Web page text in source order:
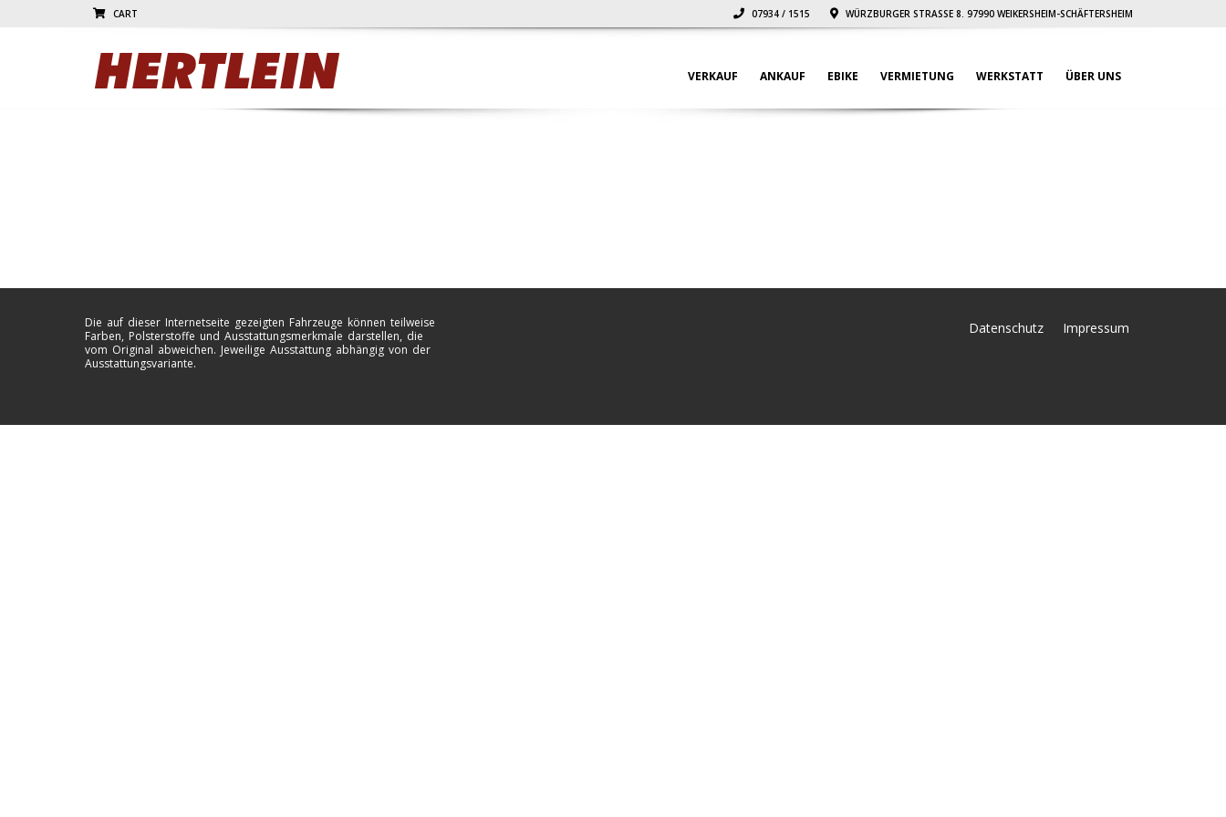
CART 07934 / 1515 WÜRZBURGER STRASSE 8. 97990 WEIKERSHEIM-SCHÄFTERSHEIM
VERKAUF ANKAUF EBIKE VERMIETUNG WERKSTATT ÜBER UNS
Die auf dieser Internetseite gezeigten Fahrzeuge können teilweise
Farben, Polsterstoffe und Ausstattungsmerkmale darstellen, die
vom Original abweichen. Jeweilige Ausstattung abhängig von der
Ausstattungsvariante.
Datenschutz Impressum